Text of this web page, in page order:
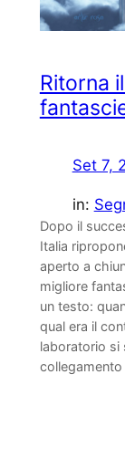
Ritorna
Set 7,
in:
Dopo il
Italia
aperto a
migliore
un testo:
qual era il
laboratorio si